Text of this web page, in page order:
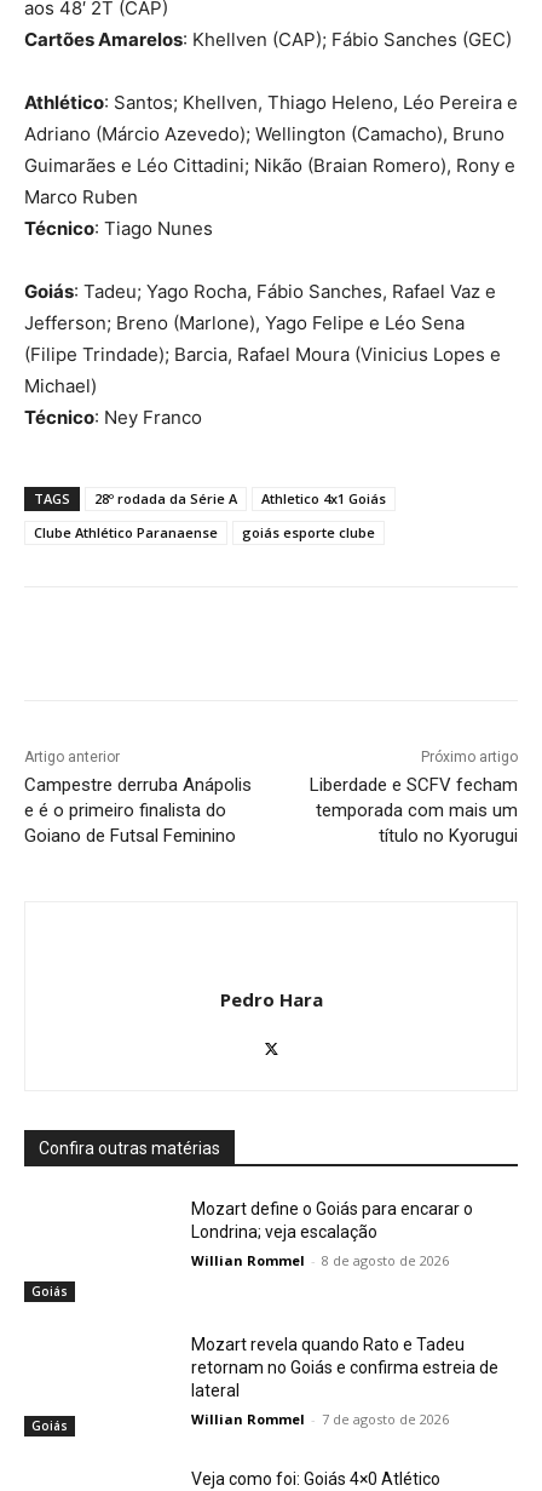
aos 48′ 2T (CAP)
Cartões Amarelos: Khellven (CAP); Fábio Sanches (GEC)
Athlético: Santos; Khellven, Thiago Heleno, Léo Pereira e
Adriano (Márcio Azevedo); Wellington (Camacho), Bruno
Guimarães e Léo Cittadini; Nikão (Braian Romero), Rony e
Marco Ruben
Técnico: Tiago Nunes
Goiás: Tadeu; Yago Rocha, Fábio Sanches, Rafael Vaz e
Jefferson; Breno (Marlone), Yago Felipe e Léo Sena
(Filipe Trindade); Barcia, Rafael Moura (Vinicius Lopes e
Michael)
Técnico: Ney Franco
TAGS 28º rodada da Série A
Athletico 4x1 Goiás
Clube Athlético Paranaense
goiás esporte clube
Artigo anterior
Campestre derruba Anápolis
e é o primeiro finalista do
Goiano de Futsal Feminino
Próximo artigo
Liberdade e SCFV fecham
temporada com mais um
título no Kyorugui
Pedro Hara
Confira outras matérias
Goiás
Mozart define o Goiás para encarar o
Londrina; veja escalação
Willian Rommel - 8 de agosto de 2026
Goiás
Mozart revela quando Rato e Tadeu
retornam no Goiás e confirma estreia de
lateral
Willian Rommel - 7 de agosto de 2026
Veja como foi: Goiás 4×0 Atlético